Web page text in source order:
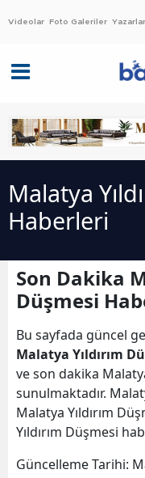
Videolar Foto Galeriler Yazarlar
Malatya
Haberleri
Son Dakika
Düşmesi
Bu sayfada güncel
Malatya Yıldırım
ve son dakika
sunulmaktadır.
Malatya Yıldırım
Yıldırım Düşmesi
Güncelleme Tarihi: